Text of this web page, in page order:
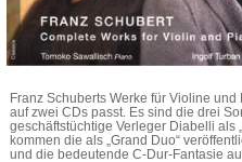
Franz Schuberts Werke für Violine
auf zwei CDs passt. Es sind die drei
geschäftstüchtige Verleger Diabelli als
kommen die als „Grand Duo“
und die bedeutende C-Dur-Fantasie